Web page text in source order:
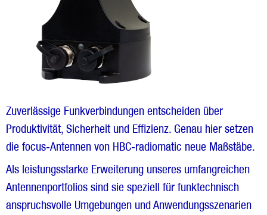
Zuverlässige Funkverbindungen entscheiden über
Produktivität, Sicherheit und Effizienz. Genau hier setzen
die focus-Antennen von HBC-radiomatic neue Maßstäbe.
Als leistungsstarke Erweiterung unseres umfangreichen
Antennenportfolios sind sie speziell für funktechnisch
anspruchsvolle Umgebungen und Anwendungsszenarien